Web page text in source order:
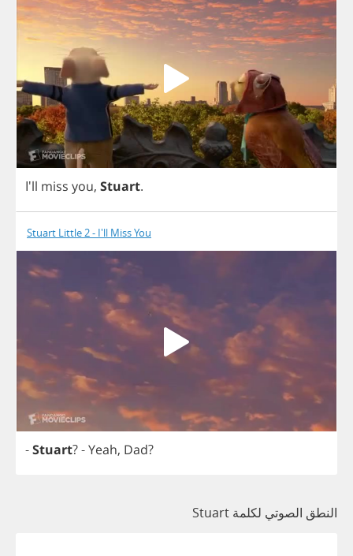
I'll miss you, Stuart.
Stuart Little 2 - I'll Miss You
-Stuart?-Yeah, Dad?
النطق الصوتي لكلمة Stuart